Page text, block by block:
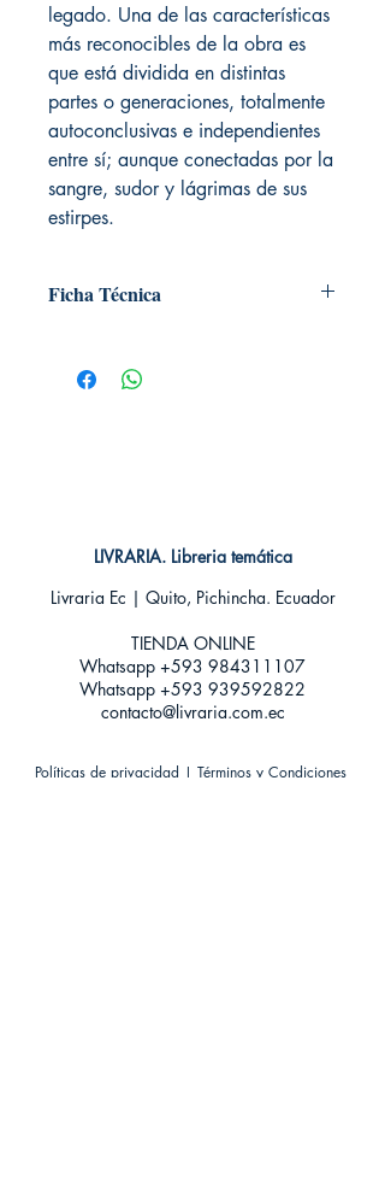
legado. Una de las características
más reconocibles de la obra es
que está dividida en distintas
partes o generaciones, totalmente
autoconclusivas e independientes
entre sí; aunque conectadas por la
sangre, sudor y lágrimas de sus
estirpes.
Ficha Técnica
Editorial:
IVREA
Idioma: Castellano
LIVRARIA. Libreria temática
Livraria Ec | Quito, Pichincha. Ecuador
TIENDA ONLINE​
Whatsapp +593 984311107
Whatsapp +593 939592822
contacto@livraria.com.ec
Políticas de privacidad | Términos y Condiciones